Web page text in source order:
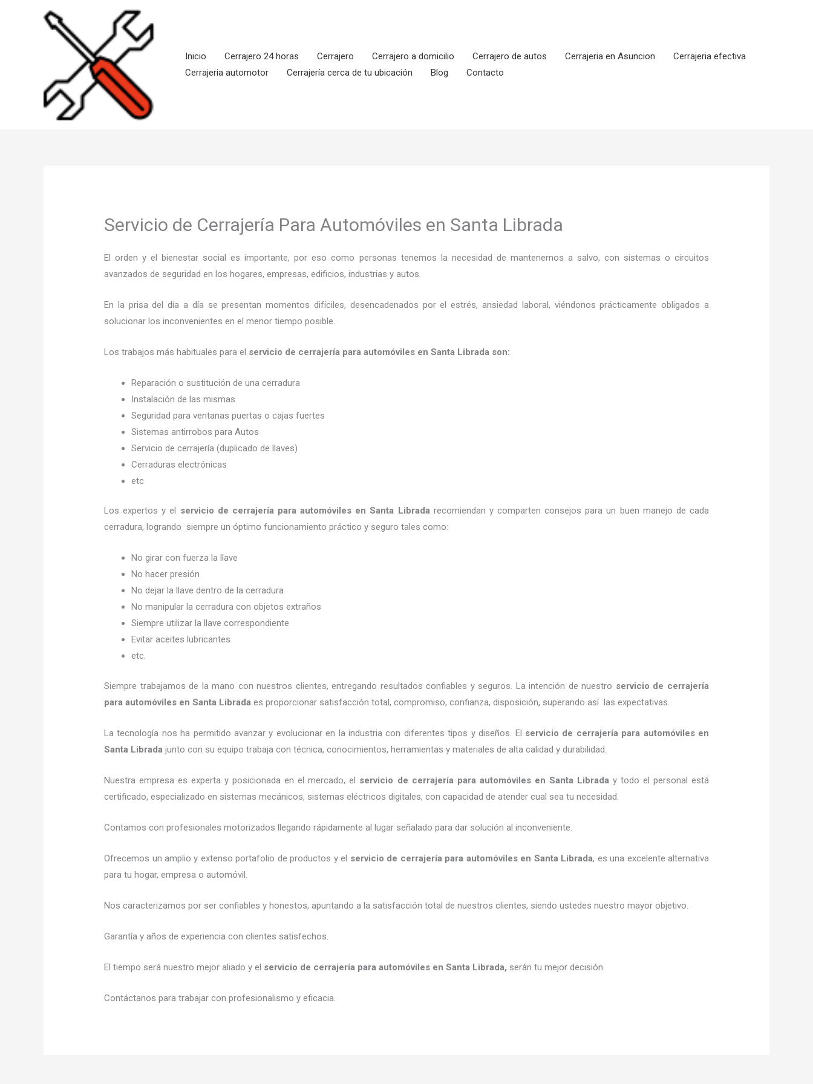
Inicio
Cerrajero 24 horas Cerrajero Cerrajero a domicilio Cerrajero de autos Cerrajeria en Asuncion
Cerrajeria efectiva
Cerrajeria automotor
Cerrajería cerca de tu ubicación Blog Contacto
Servicio de Cerrajería Para Automóviles en Santa Librada
El orden y el bienestar social es importante, por eso como personas tenemos la necesidad de mantenernos a salvo, con sistemas o circuitos
avanzados de seguridad en los hogares, empresas, edificios, industrias y autos.
En la prisa del día a día se presentan momentos difíciles, desencadenados por el estrés, ansiedad laboral, viéndonos prácticamente obligados a
solucionar los inconvenientes en el menor tiempo posible.
Los trabajos más habituales para el servicio de cerrajería para automóviles en Santa Librada son:
Reparación o sustitución de una cerradura
Instalación de las mismas
Seguridad para ventanas puertas o cajas fuertes
Sistemas antirrobos para Autos
Servicio de cerrajería (duplicado de llaves)
Cerraduras electrónicas
etc
Los expertos y el servicio de cerrajería para automóviles en Santa Librada recomiendan y comparten consejos para un buen manejo de cada
cerradura, logrando siempre un óptimo funcionamiento práctico y seguro tales como:
No girar con fuerza la llave
No hacer presión
No dejar la llave dentro de la cerradura
No manipular la cerradura con objetos extraños
Siempre utilizar la llave correspondiente
Evitar aceites lubricantes
etc.
Siempre trabajamos de la mano con nuestros clientes, entregando resultados confiables y seguros. La intención de nuestro servicio de cerrajería
para automóviles en Santa Librada es proporcionar satisfacción total, compromiso, confianza, disposición, superando así las expectativas.
La tecnología nos ha permitido avanzar y evolucionar en la industria con diferentes tipos y diseños. El servicio de cerrajería para automóvilesen
Santa Librada junto con su equipo trabaja con técnica, conocimientos, herramientas y materiales de alta calidad y durabilidad.
Nuestra empresa es experta y posicionada en el mercado, el servicio de cerrajería para automóvilesen Santa Librada y todo el personal está
certificado, especializado en sistemas mecánicos, sistemas eléctricos digitales, con capacidad de atender cual sea tu necesidad.
Contamos con profesionales motorizados llegando rápidamente al lugar señalado para dar solución al inconveniente.
Ofrecemos un amplio y extenso portafolio de productos y el servicio de cerrajería para automóviles en Santa Librada, es una excelente alternativa
para tu hogar, empresa o automóvil.
Nos caracterizamos por ser confiables y honestos, apuntando a la satisfacción total de nuestros clientes, siendo ustedes nuestro mayor objetivo.
Garantía y años de experiencia con clientes satisfechos.
El tiempo será nuestro mejor aliado y el servicio de cerrajería para automóviles en Santa Librada, serán tu mejor decisión.
Contáctanos para trabajar con profesionalismo y eficacia.